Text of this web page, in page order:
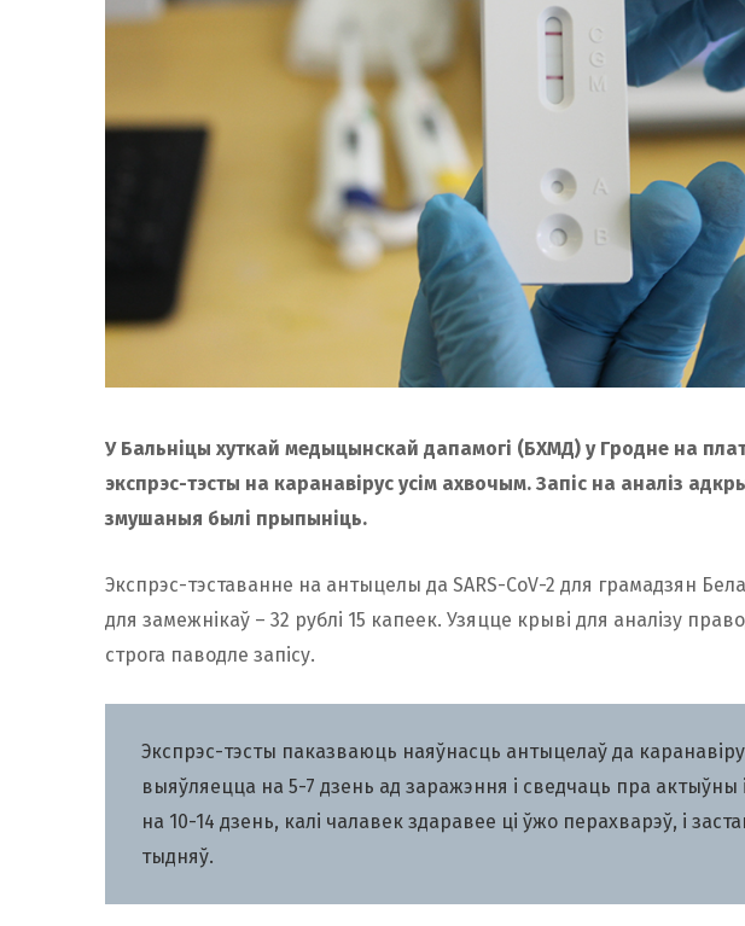
У Бальніцы хуткай медыцынскай дапамогі (БХМД) у Гродне на
экспрэс-тэсты на каранавірус усім ахвочым. Запіс на аналіз
змушаныя былі прыпыніць.
Экспрэс-тэставанне на антыцелы да SARS-CoV-2 для грамадзян
для замежнікаў – 32 рублі 15 капеек. Узяцце крыві для аналізу
строга паводле запісу.
Экспрэс-тэсты паказваюць наяўнасць антыцелаў да
выяўляецца на 5-7 дзень ад заражэння і сведчаць пра
на 10-14 дзень, калі чалавек здаравее ці ўжо перахварэў, і
тыдняў.